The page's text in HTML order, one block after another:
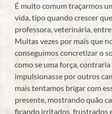
É muito comum traçarmos
vida, tipo quando crescer
professora, veterinária,
Muitas vezes por mais que
conseguimos concretizar o
como se uma força,
impulsionasse por outros
mais tentamos brigar com
presente, mostrando quão
ficando irritados, frustrados